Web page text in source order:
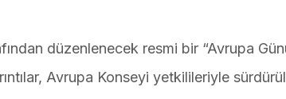
düzenlenecek resmi bir “Avrupa
Avrupa Konseyi yetkilileriyle